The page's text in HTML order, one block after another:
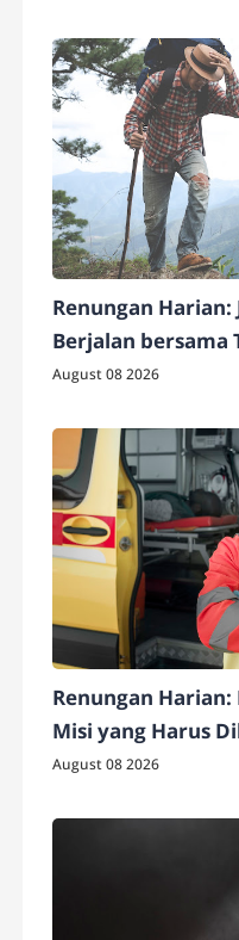
Renungan Harian:
Berjalan bersama
August 08 2026
Renungan Harian:
Misi yang Harus
August 08 2026